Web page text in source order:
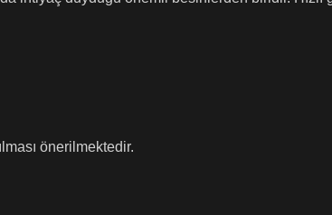
önerilmektedir.